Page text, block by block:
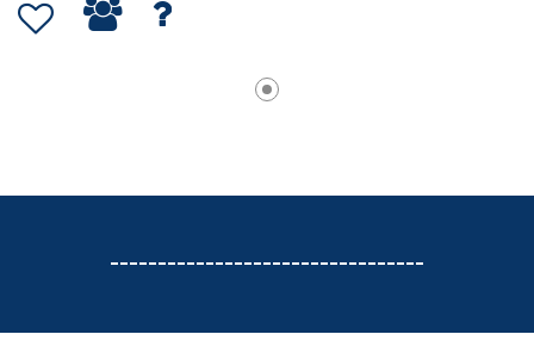
---------------------------------